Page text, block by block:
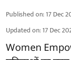
Published on:17 Dec
Updated on:17 Dec
Women